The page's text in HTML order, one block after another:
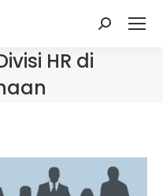
Search:
HR di